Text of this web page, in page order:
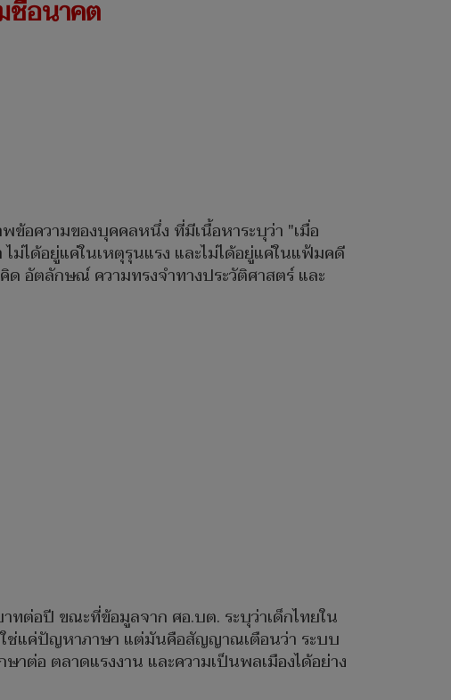
ชี้อนาคต
ข้อความของบุคคลหนึ่ง ที่มีเนื้อหาระบุว่า "เมื่อ
ได้อยู่แค่ในเหตุรุนแรง และไม่ได้อยู่แค่ในแฟ้มคดี
ด อัตลักษณ์ ความทรงจำทางประวัติศาสตร์ และ
ต่อปี ขณะที่ข้อมูลจาก ศอ.บต. ระบุว่าเด็กไทยใน
ใช่แค่ปัญหาภาษา แต่มันคือสัญญาณเตือนว่า ระบบ
าต่อ ตลาดแรงงาน และความเป็นพลเมืองได้อย่าง